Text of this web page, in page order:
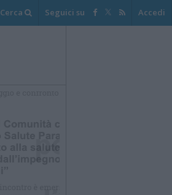
Cerca Seguici su Accedi